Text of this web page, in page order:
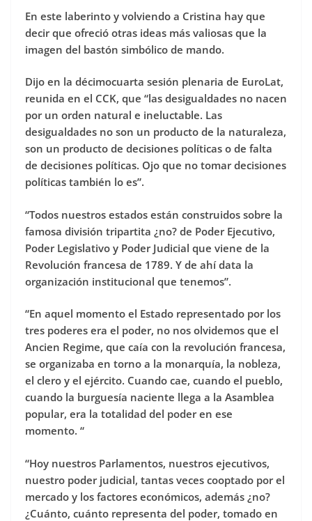
En este laberinto y volviendo a Cristina hay que
decir que ofreció otras ideas más valiosas que la
imagen del bastón simbólico de mando.
Dijo en la décimocuarta sesión plenaria de EuroLat,
reunida en el CCK, que “las desigualdades no nacen
por un orden natural e ineluctable. Las
desigualdades no son un producto de la naturaleza,
son un producto de decisiones políticas o de falta
de decisiones políticas. Ojo que no tomar decisiones
políticas también lo es”.
“Todos nuestros estados están construidos sobre la
famosa división tripartita ¿no? de Poder Ejecutivo,
Poder Legislativo y Poder Judicial que viene de la
Revolución francesa de 1789. Y de ahí data la
organización institucional que tenemos”.
“En aquel momento el Estado representado por los
tres poderes era el poder, no nos olvidemos que el
Ancien Regime, que caía con la revolución francesa,
se organizaba en torno a la monarquía, la nobleza,
el clero y el ejército. Cuando cae, cuando el pueblo,
cuando la burguesía naciente llega a la Asamblea
popular, era la totalidad del poder en ese
momento. “
“Hoy nuestros Parlamentos, nuestros ejecutivos,
nuestro poder judicial, tantas veces cooptado por el
mercado y los factores económicos, además ¿no?
¿Cuánto, cuánto representa del poder, tomado en